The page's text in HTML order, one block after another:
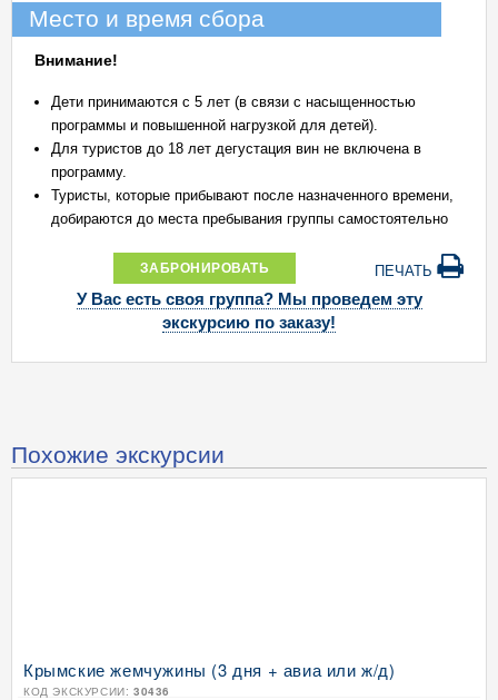
Место и время сбора
Внимание!
Дети принимаются с 5 лет (в связи с насыщенностью
программы и повышенной нагрузкой для детей).
Для туристов до 18 лет дегустация вин не включена в
программу.
Туристы, которые прибывают после назначенного времени,
добираются до места пребывания группы самостоятельно
ЗАБРОНИРОВАТЬ ПЕЧАТЬ
У Вас есть своя группа? Мы проведем эту
экскурсию по заказу!
Похожие экскурсии
Крымские жемчужины (3 дня + авиа или ж/д)
КОД ЭКСКУРСИИ: 30436